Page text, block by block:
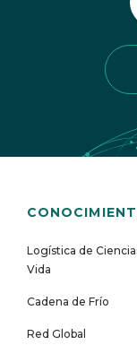
Logística de
Vida
Cadena de Frío
Red Global